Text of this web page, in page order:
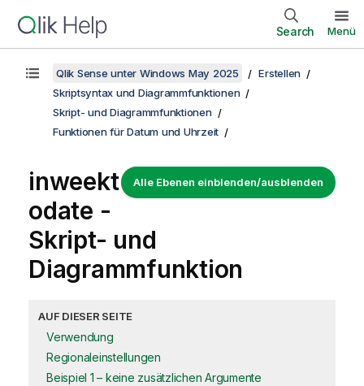
Search Menü
Qlik Sense unter Windows May 2025
Erstellen
Skriptsyntax und Diagrammfunktionen
Skript- und Diagrammfunktionen
Funktionen für Datum und Uhrzeit
Alle Ebenen einblenden/ausblenden
inweekt
odate -
Skript- und
Diagrammfunktion
AUF DIESER SEITE
Verwendung
Regionaleinstellungen
Beispiel 1 – keine zusätzlichen Argumente